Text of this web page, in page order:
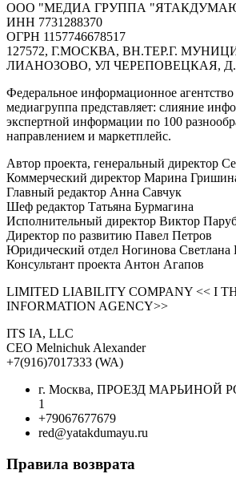
ООО "МЕДИА ГРУППА
ИНН 7731288370
ОГРН 1157746678517
127572, Г.МОСКВА, ВН.ТЕР.Г.
ЛИАНОЗОВО, УЛ ЧЕРЕПОВЕЦКАЯ, Д.
Федеральное информационное
медиагруппа представляет: слияние
экспертной информации по 100
направлением и маркетплейс.
Автор проекта, генеральный директор
Коммерческий директор Марина
Главный редактор Анна Савчук
Шеф редактор Татьяна Бурмагина
Исполнительный директор Виктор
Директор по развитию Павел Петров
Юридический отдел Ногинова Светлана
Консультант проекта Антон Агапов
LIMITED LIABILITY COMPANY << I
INFORMATION AGENCY>>
ITS IA, LLC
CEO Melnichuk Alexander
+7(916)7017333 (WA)
г. Москва, ПРОЕЗД МАРЬИНОЙ
1
+79067677679
red@yatakdumayu.ru
Правила возврата